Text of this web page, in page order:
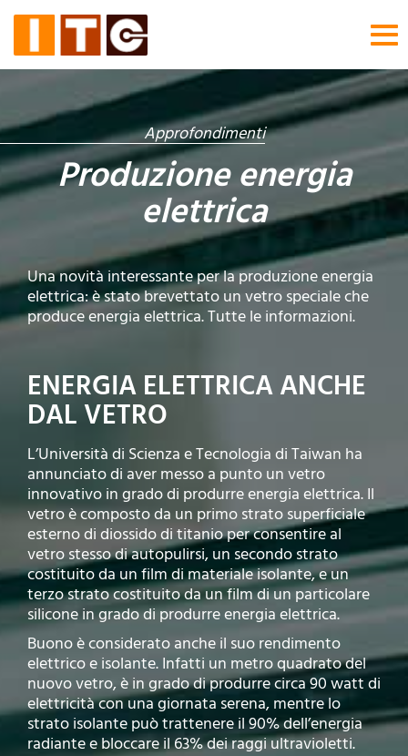
Approfondimenti
Produzione energia
elettrica
Una novità interessante per la produzione energia
elettrica: è stato brevettato un vetro speciale che
produce energia elettrica. Tutte le informazioni.
ENERGIA ELETTRICA ANCHE
DAL VETRO
L’Università di Scienza e Tecnologia di Taiwan ha
annunciato di aver messo a punto un vetro
innovativo in grado di produrre energia elettrica. Il
vetro è composto da un primo strato superficiale
esterno di diossido di titanio per consentire al
vetro stesso di autopulirsi, un secondo strato
costituito da un film di materiale isolante, e un
terzo strato costituito da un film di un particolare
silicone in grado di produrre energia elettrica.
Buono è considerato anche il suo rendimento
elettrico e isolante. Infatti un metro quadrato del
nuovo vetro, è in grado di produrre circa 90 watt di
elettricità con una giornata serena, mentre lo
strato isolante può trattenere il 90% dell’energia
radiante e bloccare il 63% dei raggi ultravioletti.